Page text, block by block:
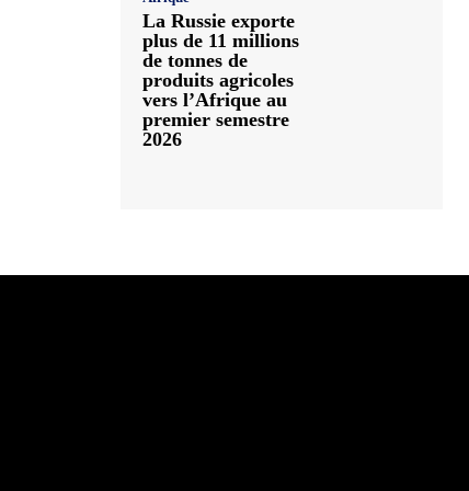
La Russie exporte
plus de 11 millions
de tonnes de
produits agricoles
vers l’Afrique au
premier semestre
2026